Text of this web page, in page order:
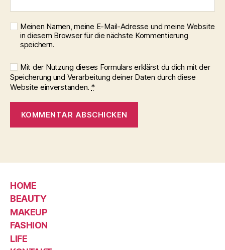
Meinen Namen, meine E-Mail-Adresse und meine Website
in diesem Browser für die nächste Kommentierung
speichern.
Mit der Nutzung dieses Formulars erklärst du dich mit der
Speicherung und Verarbeitung deiner Daten durch diese
Website einverstanden. *
HOME
BEAUTY
MAKEUP
FASHION
LIFE